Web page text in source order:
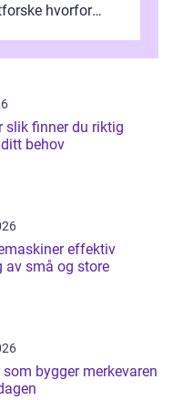
hvorfor
behov
effektiv
av små og store
bygger merkevaren